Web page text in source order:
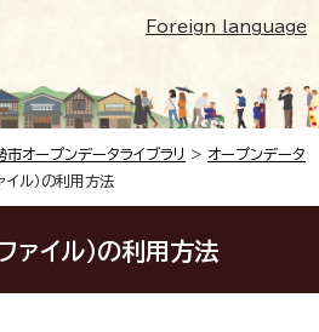
Foreign language
市オープンデータライブラリ > オープンデータ
ル）の利用方法
イル）の利用方法